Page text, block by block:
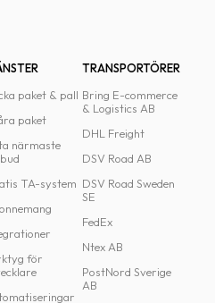
paket & pall
paket
närmaste
TA-system
för
TRANSPORTÖRER
Bring E-commerce
& Logistics AB
DHL Freight
DSV Road AB
DSV Road Sweden
SE
FedEx
Ntex AB
PostNord Sverige
AB